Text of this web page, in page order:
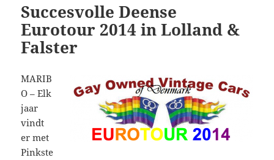
Succesvolle Deense
Eurotour 2014 in Lolland &
Falster
MARIB
O – Elk
jaar
vindt
er met
Pinkste